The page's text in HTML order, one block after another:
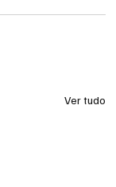
Ver tudo